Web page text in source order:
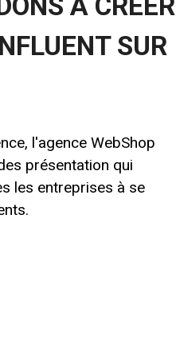
SUR
l'agence WebShop
présentation qui
les entreprises à se